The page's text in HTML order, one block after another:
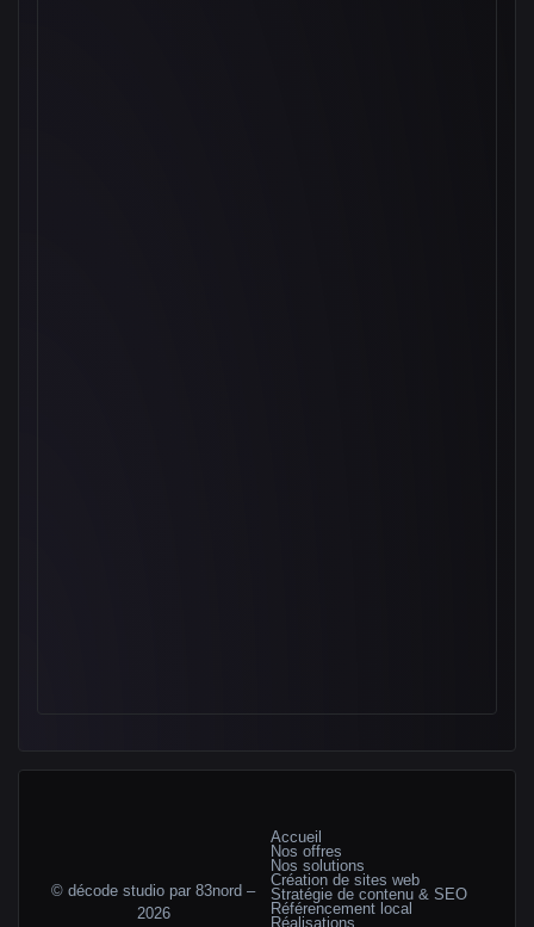
© décode studio par 83nord –
2026
Accueil
Nos offres
Nos solutions
Création de sites web
Stratégie de contenu & SEO
Référencement local
Réalisations